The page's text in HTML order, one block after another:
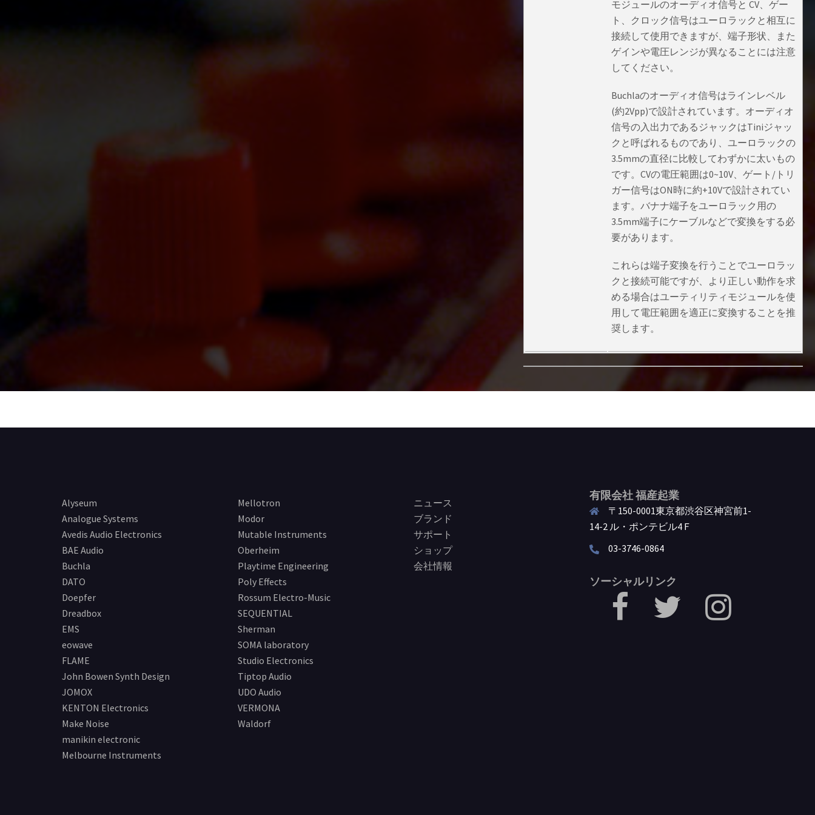
モジュールのオーディオ信号と CV、ゲー
ト、クロック信号はユーロラックと相互に
接続して使用できますが、端子形状、また
ゲインや電圧レンジが異なることには注意
してください。
Buchlaのオーディオ信号はラインレベル
(約2Vpp)で設計されています。オーディオ
信号の入出力であるジャックはTiniジャッ
クと呼ばれるものであり、ユーロラックの
3.5mmの直径に比較してわずかに太いもの
です。CVの電圧範囲は0~10V、ゲート/トリ
ガー信号はON時に約+10Vで設計されてい
ます。バナナ端子をユーロラック用の
3.5mm端子にケーブルなどで変換をする必
要があります。
これらは端子変換を行うことでユーロラッ
クと接続可能ですが、より正しい動作を求
める場合はユーティリティモジュールを使
用して電圧範囲を適正に変換することを推
奨します。
Alyseum
Analogue Systems
Avedis Audio Electronics
BAE Audio
Buchla
DATO
Doepfer
Dreadbox
EMS
eowave
FLAME
John Bowen Synth Design
JOMOX
KENTON Electronics
Make Noise
manikin electronic
Melbourne Instruments
Mellotron
Modor
Mutable Instruments
Oberheim
Playtime Engineering
Poly Effects
Rossum Electro-Music
SEQUENTIAL
Sherman
SOMA laboratory
Studio Electronics
Tiptop Audio
UDO Audio
VERMONA
Waldorf
ニュース
ブランド
サポート
ショップ
会社情報
有限会社 福産起業
〒150-0001東京都渋谷区神宮前1-
14-2 ル・ポンテビル4Ｆ
03-3746-0864
ソーシャルリンク
facebook Twitter